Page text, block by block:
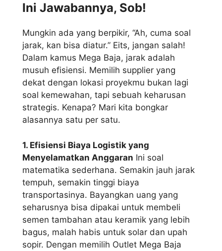
Ini Jawabannya, Sob!
Mungkin ada yang berpikir, “Ah, cuma soal
jarak, kan bisa diatur.” Eits, jangan salah!
Dalam kamus Mega Baja, jarak adalah
musuh efisiensi. Memilih supplier yang
dekat dengan lokasi proyekmu bukan lagi
soal kemewahan, tapi sebuah keharusan
strategis. Kenapa? Mari kita bongkar
alasannya satu per satu.
1. Efisiensi Biaya Logistik yang
Menyelamatkan Anggaran Ini soal
matematika sederhana. Semakin jauh jarak
tempuh, semakin tinggi biaya
transportasinya. Bayangkan uang yang
seharusnya bisa dipakai untuk membeli
semen tambahan atau keramik yang lebih
bagus, malah habis untuk solar dan upah
sopir. Dengan memilih Outlet Mega Baja